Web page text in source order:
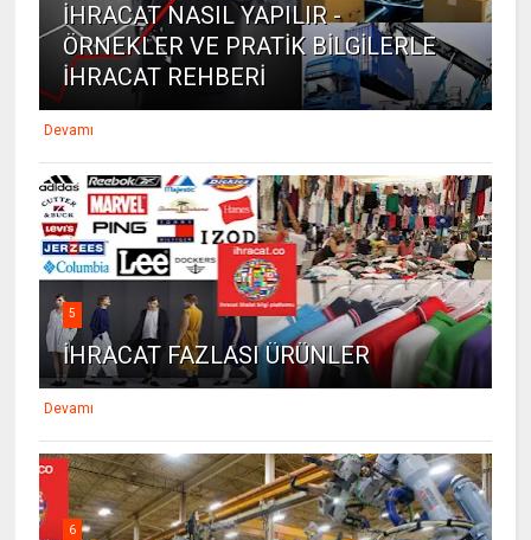
İHRACAT NASIL YAPILIR -
ÖRNEKLER VE PRATİK BİLGİLERLE
İHRACAT REHBERİ
Devamı
5
İHRACAT FAZLASI ÜRÜNLER
Devamı
6